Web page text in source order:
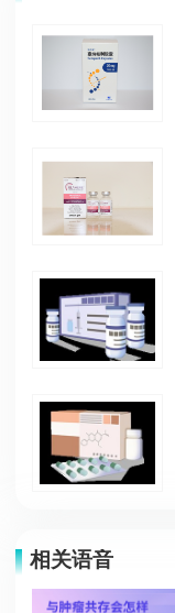
相关语音